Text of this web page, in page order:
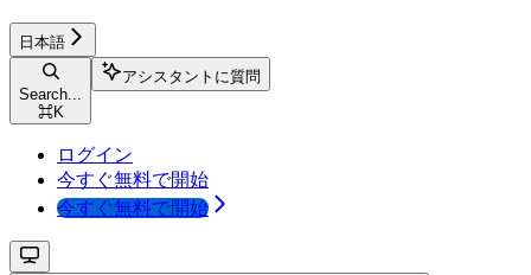
日本語
Search...
⌘K
アシスタントに質問
ログイン
今すぐ無料で開始
今すぐ無料で開始